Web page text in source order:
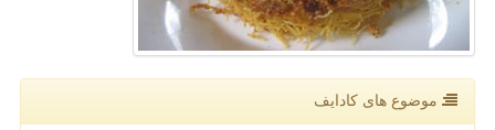
موضوع های كادایف